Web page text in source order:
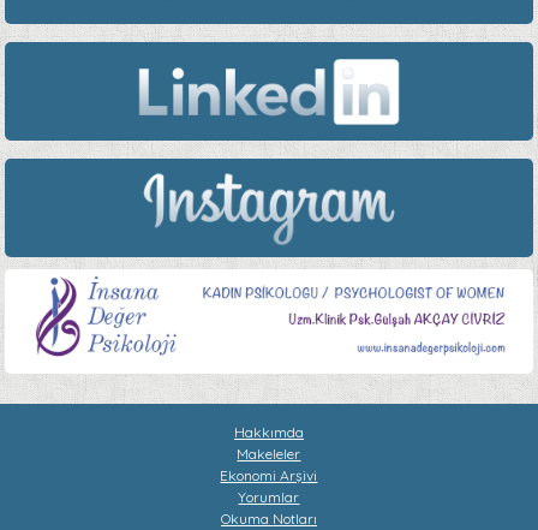
Hakkımda
Makeleler
Ekonomi Arşivi
Yorumlar
Okuma Notları